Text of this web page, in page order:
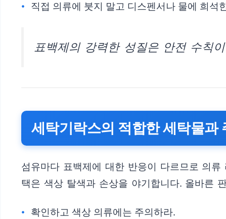
직접 의류에 붓지 말고 디스펜서나 물에 희석
표백제의 강력한 성질은 안전 수칙
세탁기락스의 적합한 세탁물
섬유마다 표백제에 대한 반응이 다르므로 의
택은 색상 탈색과 손상을 야기합니다. 올바른
확인하고 색상 의류에는 주의하라.